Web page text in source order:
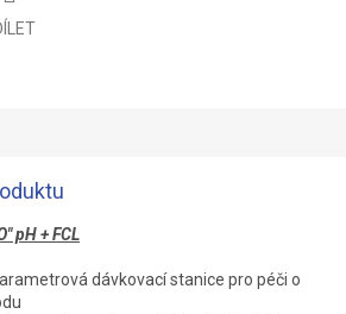
pH + FCL
dávkovací stanice pro péči o